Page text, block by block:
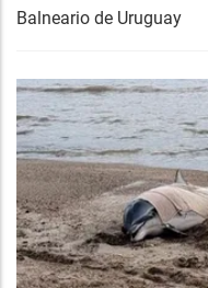
Balneario de Uruguay